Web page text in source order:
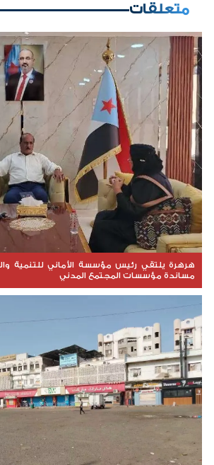
متعلقات
هرهرة يلتقي رئيس مؤسسة الأماني للتنمية
مساندة مؤسسات المجتمع المدني